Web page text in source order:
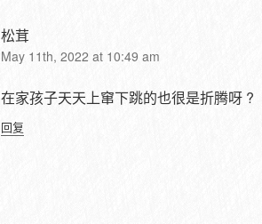
松茸
May 11th, 2022 at 10:49 am
在家孩子天天上窜下跳的也很是折腾呀 ?
回复